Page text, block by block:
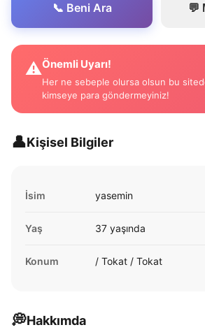
📞 Beni Ara 💬
⚠️Önemli Uyarı!
Her ne sebeple olursa olsun bu
kimseye para göndermeyiniz!
👤Kişisel Bilgiler
İsim yasemin
Yaş 37 yaşında
Konum / Tokat / Tokat
💭Hakkımda